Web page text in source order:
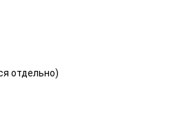
отдельно)